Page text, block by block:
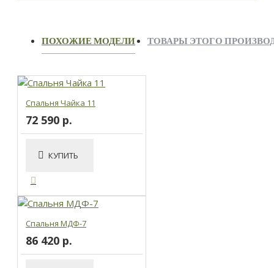
ПОХОЖИЕ МОДЕЛИ ТОВАРЫ ЭТОГО
Спальня Чайка 11
72 590 р.
КУПИТЬ
Спальня МДФ-7
86 420 р.